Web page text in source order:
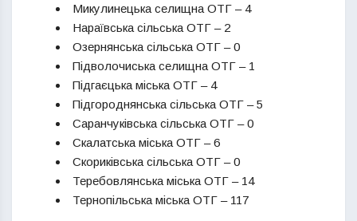
Микулинецька селищна ОТГ – 4
Нараївська сільська ОТГ – 2
Озернянська сільська ОТГ – 0
Підволочиська селищна ОТГ – 1
Підгаєцька міська ОТГ – 4
Підгороднянська сільська ОТГ – 5
Саранчуківська сільська ОТГ – 0
Скалатська міська ОТГ – 6
Скориківська сільська ОТГ – 0
Теребовлянська міська ОТГ – 14
Тернопільська міська ОТГ – 117